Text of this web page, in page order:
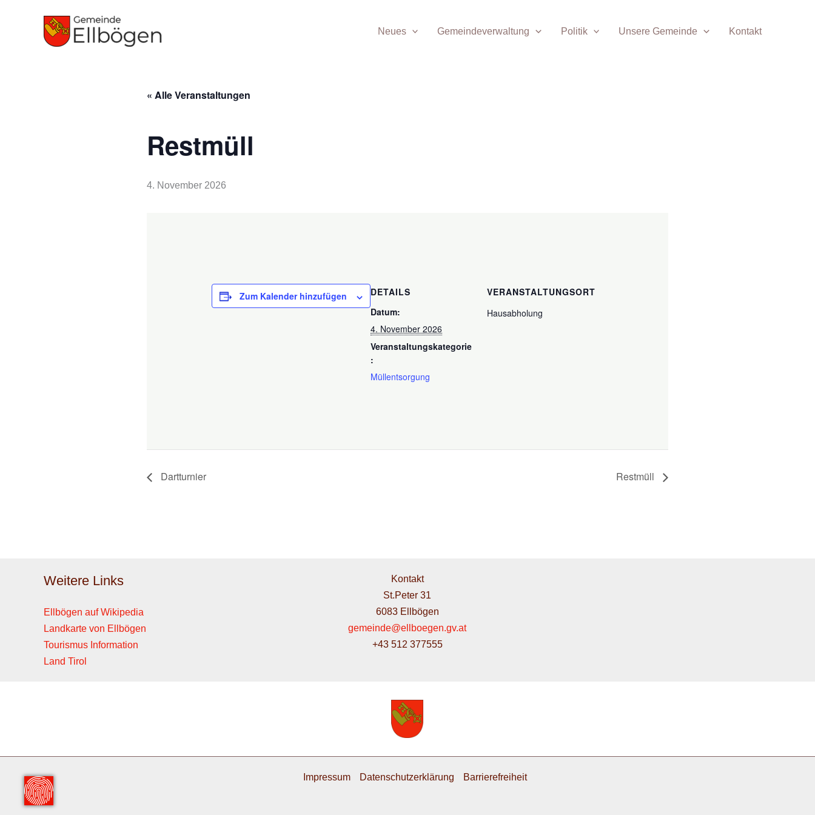
Neues Gemeindeverwaltung Politik Unsere Gemeinde Kontakt
« Alle Veranstaltungen
Restmüll
4. November 2026
Zum Kalender hinzufügen
DETAILS
Datum:
4. November 2026
Veranstaltungskategorie
:
Müllentsorgung
VERANSTALTUNGSORT
Hausabholung
Dartturnier Restmüll
Weitere Links
Ellbögen auf Wikipedia
Landkarte von Ellbögen
Tourismus Information
Land Tirol
Kontakt
St.Peter 31
6083 Ellbögen
gemeinde@ellboegen.gv.at
+43 512 377555
Impressum Datenschutzerklärung Barrierefreiheit